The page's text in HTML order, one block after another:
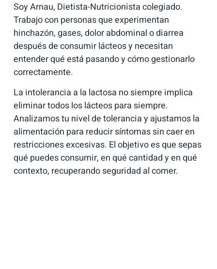
Soy Arnau, Dietista-Nutricionista colegiado.
Trabajo con personas que experimentan
hinchazón, gases, dolor abdominal o diarrea
después de consumir lácteos y necesitan
entender qué está pasando y cómo gestionarlo
correctamente.
La intolerancia a la lactosa no siempre implica
eliminar todos los lácteos para siempre.
Analizamos tu nivel de tolerancia y ajustamos la
alimentación para reducir síntomas sin caer en
restricciones excesivas. El objetivo es que sepas
qué puedes consumir, en qué cantidad y en qué
contexto, recuperando seguridad al comer.